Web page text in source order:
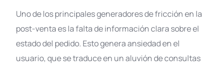
Uno de los principales generadores de fricción en la
post-venta es la falta de información clara sobre el
estado del pedido. Esto genera ansiedad en el
usuario, que se traduce en un aluvión de consultas